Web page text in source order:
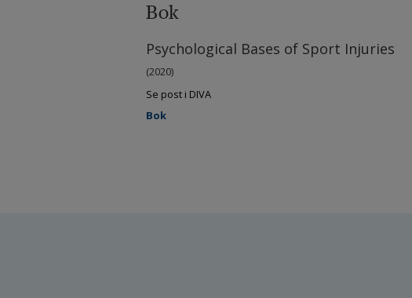
Bok
Psychological Bases of Sport Injuries
(2020)
Se post i DIVA
Bok